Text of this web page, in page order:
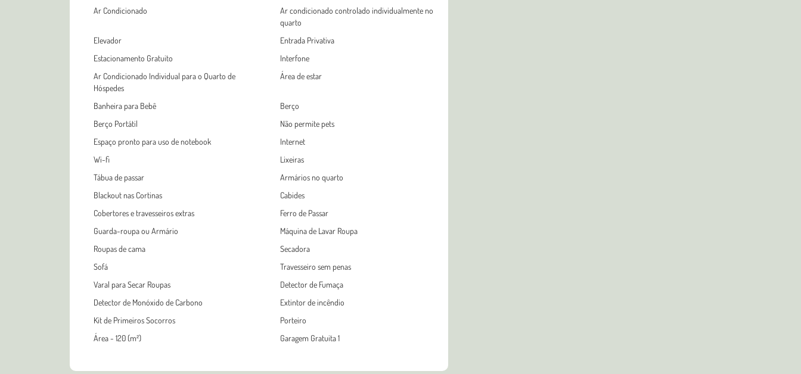
Ar Condicionado
Ar condicionado controlado individualmente no
quarto
Elevador
Entrada Privativa
Estacionamento Gratuito
Interfone
Ar Condicionado Individual para o Quarto de
Hóspedes
Área de estar
Banheira para Bebê
Berço
Berço Portátil
Não permite pets
Espaço pronto para uso de notebook
Internet
Wi-fi
Lixeiras
Tábua de passar
Armários no quarto
Blackout nas Cortinas
Cabides
Cobertores e travesseiros extras
Ferro de Passar
Guarda-roupa ou Armário
Máquina de Lavar Roupa
Roupas de cama
Secadora
Sofá
Travesseiro sem penas
Varal para Secar Roupas
Detector de Fumaça
Detector de Monóxido de Carbono
Extintor de incêndio
Kit de Primeiros Socorros
Porteiro
Área - 120 (m²)
Garagem Gratuita 1